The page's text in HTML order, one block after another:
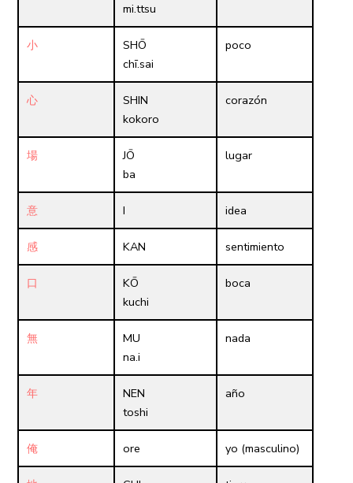
mi.ttsu
小
SHŌ
chī.sai
poco
心
SHIN
kokoro
corazón
場
JŌ
ba
lugar
意 I idea
感 KAN sentimiento
口
KŌ
kuchi
boca
無
MU
na.i
nada
年
NEN
toshi
año
俺 ore yo (masculino)